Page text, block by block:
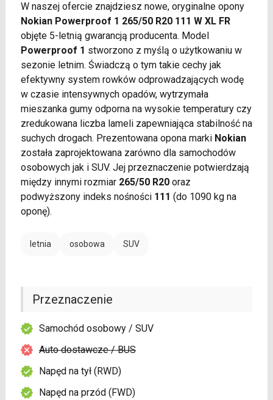
W naszej ofercie znajdziesz nowe, oryginalne opony
Nokian Powerproof 1 265/50 R20 111 W XL FR
objęte 5-letnią gwarancją producenta. Model
Powerproof 1 stworzono z myślą o użytkowaniu w
sezonie letnim. Świadczą o tym takie cechy jak
efektywny system rowków odprowadzających wodę
w czasie intensywnych opadów, wytrzymała
mieszanka gumy odporna na wysokie temperatury czy
zredukowana liczba lameli zapewniająca stabilność na
suchych drogach. Prezentowana opona marki Nokian
została zaprojektowana zarówno dla samochodów
osobowych jak i SUV. Jej przeznaczenie potwierdzają
między innymi rozmiar 265/50 R20oraz
podwyższony indeks nośności 111 (do 1090 kg na
oponę).
letnia osobowa SUV
Przeznaczenie
Samochód osobowy / SUV
Auto dostawcze / BUS
Napęd na tył (RWD)
Napęd na przód (FWD)